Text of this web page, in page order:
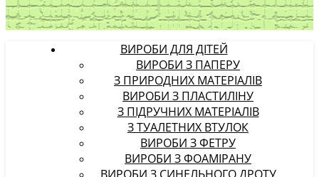
ВИРОБИ ДЛЯ ДІТЕЙ
ВИРОБИ З ПАПЕРУ
З ПРИРОДНИХ МАТЕРІАЛІВ
ВИРОБИ З ПЛАСТИЛІНУ
З ПІДРУЧНИХ МАТЕРІАЛІВ
З ТУАЛЕТНИХ ВТУЛОК
ВИРОБИ З ФЕТРУ
ВИРОБИ З ФОАМІРАНУ